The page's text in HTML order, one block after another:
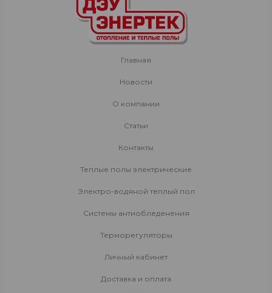
Главная
Новости
О компании
Статьи
Контакты
Теплые полы электрические
Электро-водяной теплый пол
Системы антиобледенения
Терморегуляторы
Личный кабинет
Доставка и оплата